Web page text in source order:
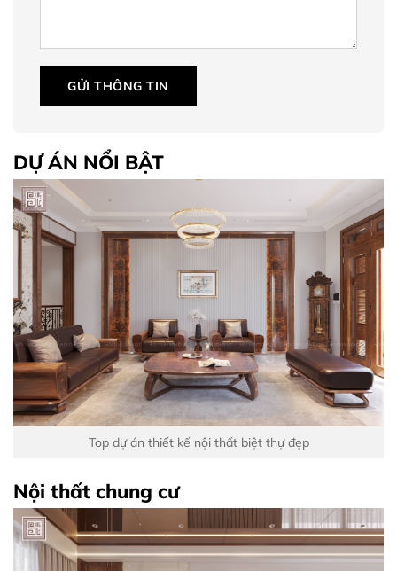
GỬI THÔNG TIN
DỰ ÁN NỔI BẬT
Top dự án thiết kế nội thất biệt thự đẹp
Nội thất chung cư